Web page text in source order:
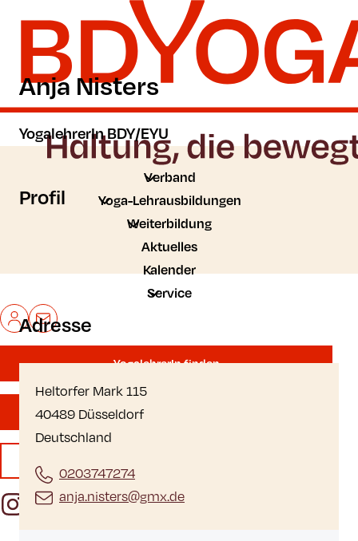
Zum Hauptinhalt der Seite springen
Zur Startseite navigieren
Verband
Yoga-Lehrausbildungen
Weiterbildung
Aktuelles
Kalender
Service
Mein BDYoga
Kontakt
YogalehrerIn finden
Mitgliedschaft
InstagramFacebookYouTube
Anja Nisters
YogalehrerIn BDY/EYU
Profil
Adresse
Heltorfer Mark 115
40489 Düsseldorf
Deutschland
0203747274
anja.nisters@gmx.de